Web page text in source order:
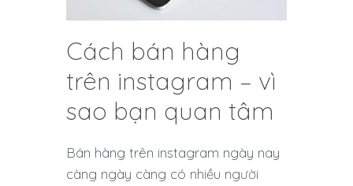
Cách bán hàng
trên instagram – vì
sao bạn quan tâm
Bán hàng trên instagram ngày nay
càng ngày càng có nhiều người